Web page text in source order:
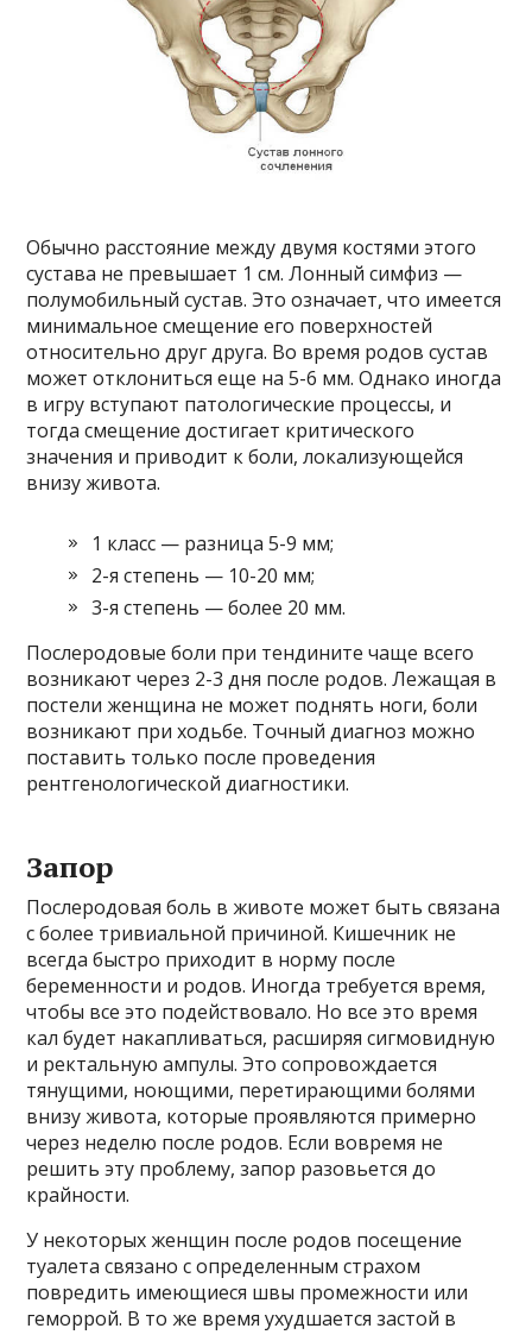
Обычно расстояние между двумя костями этого
сустава не превышает 1 см. Лонный симфиз —
полумобильный сустав. Это означает, что имеется
минимальное смещение его поверхностей
относительно друг друга. Во время родов сустав
может отклониться еще на 5-6 мм. Однако иногда
в игру вступают патологические процессы, и
тогда смещение достигает критического
значения и приводит к боли, локализующейся
внизу живота.
1 класс — разница 5-9 мм;
2-я степень — 10-20 мм;
3-я степень — более 20 мм.
Послеродовые боли при тендините чаще всего
возникают через 2-3 дня после родов. Лежащая в
постели женщина не может поднять ноги, боли
возникают при ходьбе. Точный диагноз можно
поставить только после проведения
рентгенологической диагностики.
Запор
Послеродовая боль в животе может быть связана
с более тривиальной причиной. Кишечник не
всегда быстро приходит в норму после
беременности и родов. Иногда требуется время,
чтобы все это подействовало. Но все это время
кал будет накапливаться, расширяя сигмовидную
и ректальную ампулы. Это сопровождается
тянущими, ноющими, перетирающими болями
внизу живота, которые проявляются примерно
через неделю после родов. Если вовремя не
решить эту проблему, запор разовьется до
крайности.
У некоторых женщин после родов посещение
туалета связано с определенным страхом
повредить имеющиеся швы промежности или
геморрой. В то же время ухудшается застой в